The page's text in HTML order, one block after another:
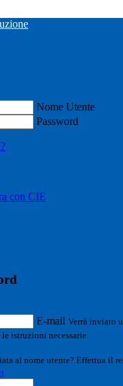
Nome Utente
Password
con CIE
E-mail Verrà inviato
istruzioni necessarie.
al nome utente? Effettua il